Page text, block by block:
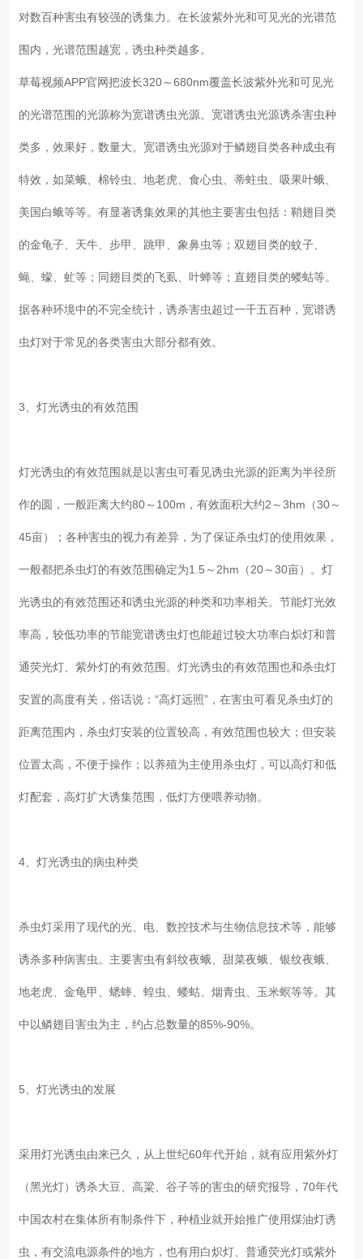
对数百种害虫有较强的诱集力。在长波紫外光和可见光的光谱范
围内，光谱范围越宽，诱虫种类越多。
草莓视频APP官网把波长320～680nm覆盖长波紫外光和可见光
的光谱范围的光源称为宽谱诱虫光源。宽谱诱虫光源诱杀害虫种
类多，效果好，数量大。宽谱诱虫光源对于鳞翅目类各种成虫有
特效，如菜蛾、棉铃虫、地老虎、食心虫、蒂蛀虫、吸果叶蛾、
美国白蛾等等。有显著诱集效果的其他主要害虫包括：鞘翅目类
的金龟子、天牛、步甲、跳甲、象鼻虫等；双翅目类的蚊子、
蝇、蠓、虻等；同翅目类的飞虱、叶蝉等；直翅目类的蝼蛄等。
据各种环境中的不完全统计，诱杀害虫超过一千五百种，宽谱诱
虫灯对于常见的各类害虫大部分都有效。
3、灯光诱虫的有效范围
灯光诱虫的有效范围就是以害虫可看见诱虫光源的距离为半径所
作的圆，一般距离大约80～100m，有效面积大约2～3hm（30～
45亩）；各种害虫的视力有差异，为了保证杀虫灯的使用效果，
一般都把杀虫灯的有效范围确定为1.5～2hm（20～30亩）。灯
光诱虫的有效范围还和诱虫光源的种类和功率相关。节能灯光效
率高，较低功率的节能宽谱诱虫灯也能超过较大功率白炽灯和普
通荧光灯、紫外灯的有效范围。灯光诱虫的有效范围也和杀虫灯
安置的高度有关，俗话说：“高灯远照”，在害虫可看见杀虫灯的
距离范围内，杀虫灯安装的位置较高，有效范围也较大；但安装
位置太高，不便于操作；以养殖为主使用杀虫灯，可以高灯和低
灯配套，高灯扩大诱集范围，低灯方便喂养动物。
4、灯光诱虫的病虫种类
杀虫灯采用了现代的光、电、数控技术与生物信息技术等，能够
诱杀多种病害虫。主要害虫有斜纹夜蛾、甜菜夜蛾、银纹夜蛾、
地老虎、金龟甲、蟋蟀、蝗虫、蝼蛄、烟青虫、玉米螟等等。其
中以鳞翅目害虫为主，约占总数量的85%-90%。
5、灯光诱虫的发展
采用灯光诱虫由来已久，从上世纪60年代开始，就有应用紫外灯
（黑光灯）诱杀大豆、高粱、谷子等的害虫的研究报导，70年代
中国农村在集体所有制条件下，种植业就开始推广使用煤油灯诱
虫，有交流电源条件的地方，也有用白炽灯、普通荧光灯或紫外